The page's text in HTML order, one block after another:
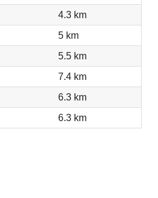
4.3 km
5 km
5.5 km
7.4 km
6.3 km
6.3 km